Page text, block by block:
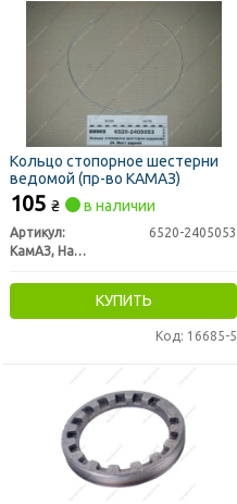
Кольцо стопорное шестерни
ведомой (пр-во КАМАЗ)
105 ₴ в наличии
Артикул:
6520-2405053
КамАЗ, Набережные Челны
КУПИТЬ
Код: 16685-5